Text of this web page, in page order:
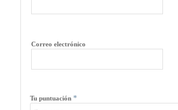
Correo electrónico
Tu puntuación *